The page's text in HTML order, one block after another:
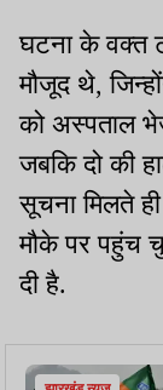
घटना के वक्त
मौजूद थे,
को अस्पताल
जबकि दो की
सूचना मिलते
मौके पर पहुंच
दी है.